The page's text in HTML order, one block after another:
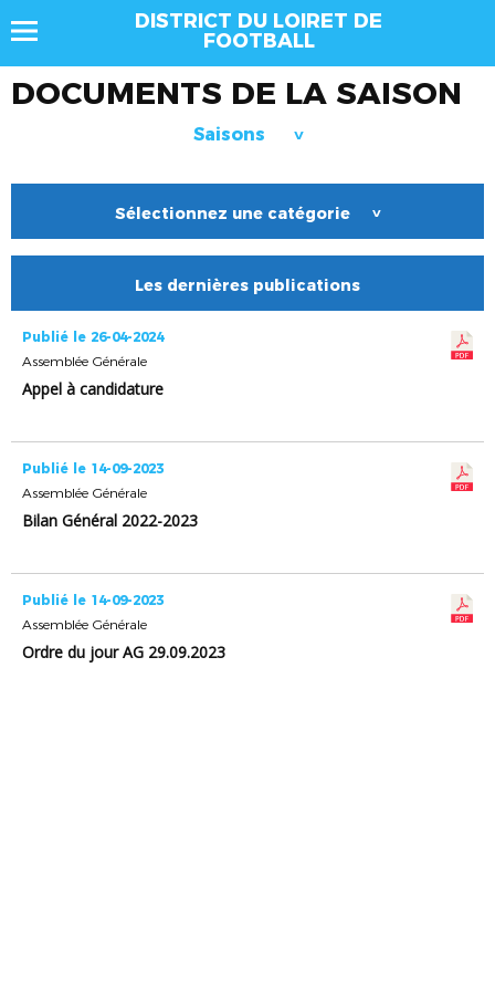
DISTRICT DU LOIRET DE
FOOTBALL
DOCUMENTS DE LA SAISON
Saisons >
Sélectionnez une catégorie >
Les dernières publications
Publié le 26-04-2024
Assemblée Générale
Appel à candidature
Publié le 14-09-2023
Assemblée Générale
Bilan Général 2022-2023
Publié le 14-09-2023
Assemblée Générale
Ordre du jour AG 29.09.2023